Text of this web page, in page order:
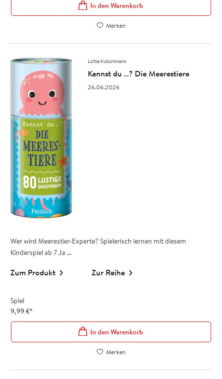
In den Warenkorb
Merken
Lotte Kutschmann
Kennst du …? Die Meerestiere
26.06.2026
Wer wird Meerestier-Experte? Spielerisch lernen mit diesem
Kinderspiel ab 7 Ja ...
Zum Produkt Zur Reihe
Spiel
9,99€*
In den Warenkorb
Merken